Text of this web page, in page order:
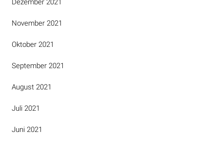
Dezember 2021
November 2021
Oktober 2021
September 2021
August 2021
Juli 2021
Juni 2021